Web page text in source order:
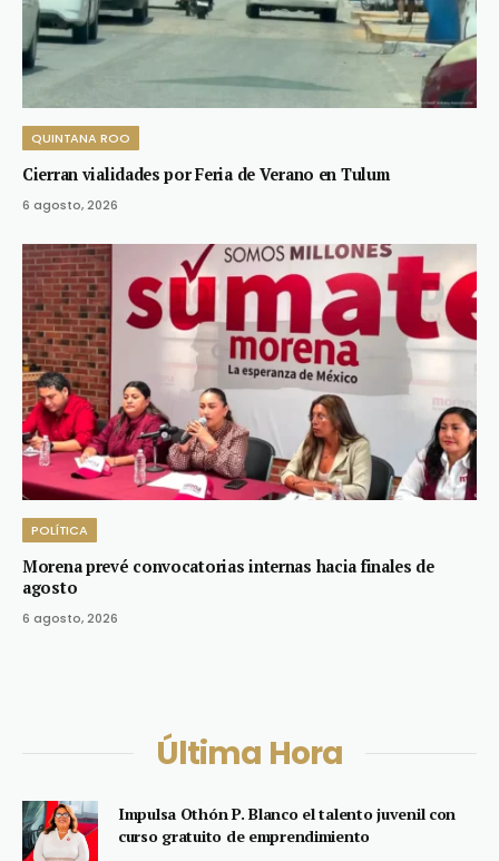
QUINTANA ROO
Cierran vialidades por Feria de Verano en Tulum
6 agosto, 2026
POLÍTICA
Morena prevé convocatorias internas hacia finales de
agosto
6 agosto, 2026
Última Hora
Impulsa Othón P. Blanco el talento juvenil con
curso gratuito de emprendimiento